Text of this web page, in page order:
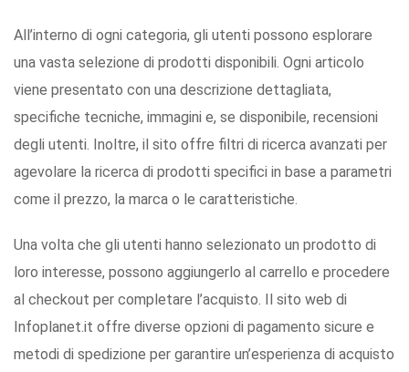
All’interno di ogni categoria, gli utenti possono esplorare
una vasta selezione di prodotti disponibili. Ogni articolo
viene presentato con una descrizione dettagliata,
specifiche tecniche, immagini e, se disponibile, recensioni
degli utenti. Inoltre, il sito offre filtri di ricerca avanzati per
agevolare la ricerca di prodotti specifici in base a parametri
come il prezzo, la marca o le caratteristiche.
Una volta che gli utenti hanno selezionato un prodotto di
loro interesse, possono aggiungerlo al carrello e procedere
al checkout per completare l’acquisto. Il sito web di
Infoplanet.it offre diverse opzioni di pagamento sicure e
metodi di spedizione per garantire un’esperienza di acquisto